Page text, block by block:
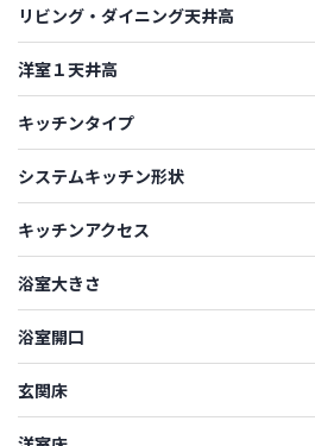
リビング・ダイニング天井高
洋室１天井高
キッチンタイプ
システムキッチン形状
キッチンアクセス
浴室大きさ
浴室開口
玄関床